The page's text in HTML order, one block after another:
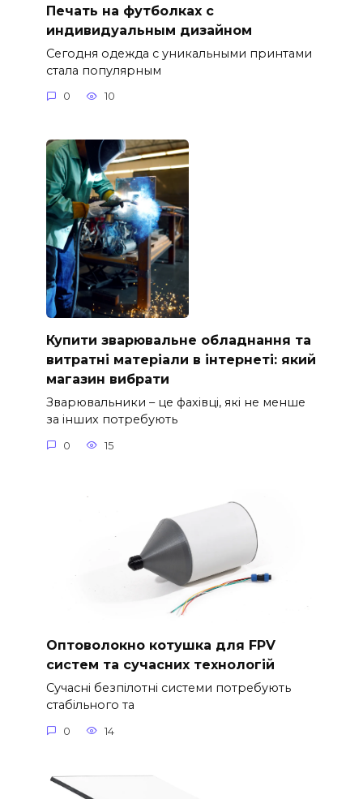
Печать на футболках с
индивидуальным дизайном
Сегодня одежда с уникальными принтами
стала популярным
0 10
Купити зварювальне обладнання та
витратні матеріали в інтернеті: який
магазин вибрати
Зварювальники – це фахівці, які не менше
за інших потребують
0 15
Оптоволокно котушка для FPV
систем та сучасних технологій
Сучасні безпілотні системи потребують
стабільного та
0 14